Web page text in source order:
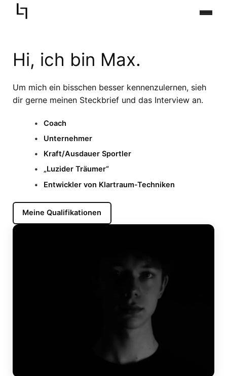
Inhalt
Hi, ich bin Max.
Um mich ein bisschen besser kennenzulernen, sieh
dir gerne meinen Steckbrief und das Interview an.
Coach
Unternehmer
Kraft/Ausdauer Sportler
„Luzider Träumer“
Entwickler von Klartraum-Techniken
Meine Qualifikationen